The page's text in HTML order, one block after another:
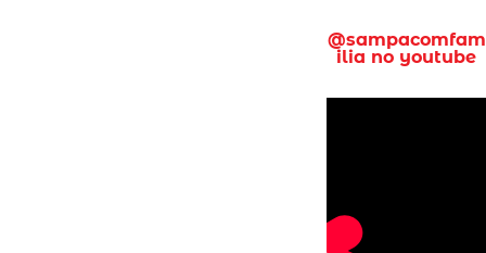
@sampacomfam
ilia no youtube